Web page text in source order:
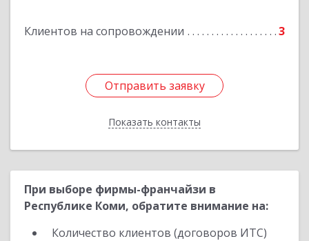
Клиентов на сопровождении 3
Отправить заявку
Показать контакты
Отправить заявку
Назад
При выборе фирмы-франчайзи в
Республике Коми, обратите внимание на:
Количество клиентов (договоров ИТС)